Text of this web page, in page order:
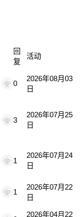
回
复
活动
0
2026年08月03
日
3
2026年07月25
日
1
2026年07月24
日
1
2026年07月22
日
2026年04月22